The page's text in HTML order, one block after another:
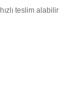
teslim alabilir